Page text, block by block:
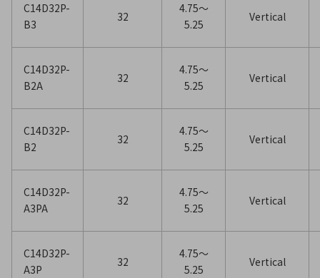
C14D32P-
B3
32
4.75〜
5.25
Vertical
C14D32P-
B2A
32
4.75〜
5.25
Vertical
C14D32P-
B2
32
4.75〜
5.25
Vertical
C14D32P-
A3PA
32
4.75〜
5.25
Vertical
C14D32P-
A3P
32
4.75〜
5.25
Vertical